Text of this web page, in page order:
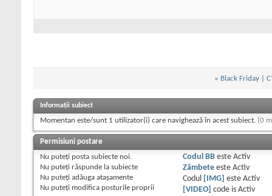
« Black Friday
Informații subiect
Momentan este/sunt 1 utilizator(i) care navighează în acest subiect. (0
Permisiuni postare
Nu puteţi posta subiecte noi.
Nu puteţi răspunde la subiecte
Nu puteţi adăuga ataşamente
Nu puteţi modifica posturile proprii
Codul BBeste Activ
Zâmbeteeste Activ
Codul
[IMG] este Activ
[VIDEO]
code is Activ